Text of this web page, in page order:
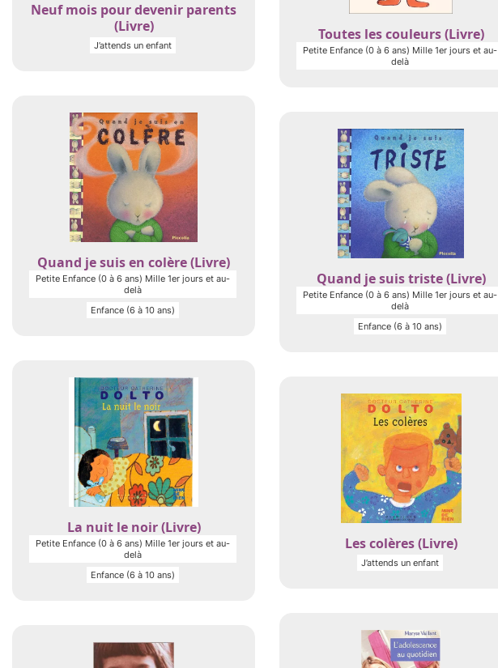
Neuf mois pour devenir parents
(Livre)
J’attends un enfant
Toutes les couleurs (Livre)
Petite Enfance (0 à 6 ans) Mille 1er jours et au-
delà
Quand je suis en colère (Livre)
Petite Enfance (0 à 6 ans) Mille 1er jours et au-
delà
Enfance (6 à 10 ans)
Quand je suis triste (Livre)
Petite Enfance (0 à 6 ans) Mille 1er jours et au-
delà
Enfance (6 à 10 ans)
La nuit le noir (Livre)
Petite Enfance (0 à 6 ans) Mille 1er jours et au-
delà
Enfance (6 à 10 ans)
Les colères (Livre)
J’attends un enfant